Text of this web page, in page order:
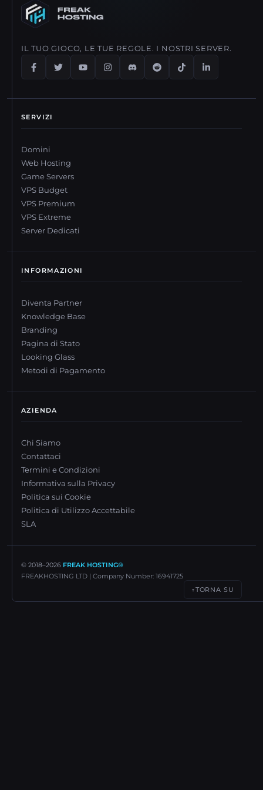
IL TUO GIOCO, LE TUE REGOLE. I NOSTRI SERVER.
SERVIZI
Domini
Web Hosting
Game Servers
VPS Budget
VPS Premium
VPS Extreme
Server Dedicati
INFORMAZIONI
Diventa Partner
Knowledge Base
Branding
Pagina di Stato
Looking Glass
Metodi di Pagamento
AZIENDA
Chi Siamo
Contattaci
Termini e Condizioni
Informativa sulla Privacy
Politica sui Cookie
Politica di Utilizzo Accettabile
SLA
© 2018–2026 FREAK HOSTING®
FREAKHOSTING LTD | Company Number: 16941725
↑TORNA SU